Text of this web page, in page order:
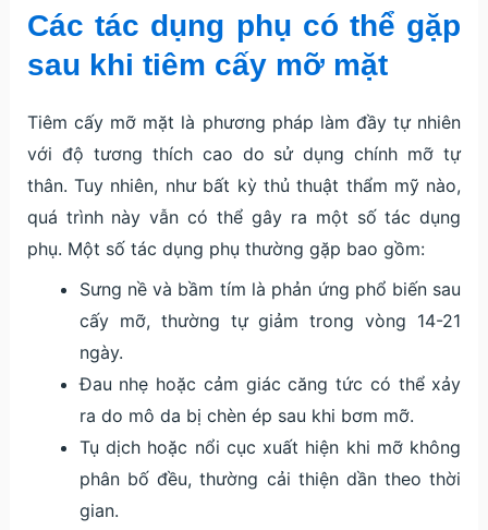
Các tác dụng phụ có thể gặp
sau khi tiêm cấy mỡ mặt
Tiêm cấy mỡ mặt là phương pháp làm đầy tự nhiên
với độ tương thích cao do sử dụng chính mỡ tự
thân. Tuy nhiên, như bất kỳ thủ thuật thẩm mỹ nào,
quá trình này vẫn có thể gây ra một số tác dụng
phụ. Một số tác dụng phụ thường gặp bao gồm:
Sưng nề và bầm tím là phản ứng phổ biến sau
cấy mỡ, thường tự giảm trong vòng 14-21
ngày.
Đau nhẹ hoặc cảm giác căng tức có thể xảy
ra do mô da bị chèn ép sau khi bơm mỡ.
Tụ dịch hoặc nổi cục xuất hiện khi mỡ không
phân bố đều, thường cải thiện dần theo thời
gian.